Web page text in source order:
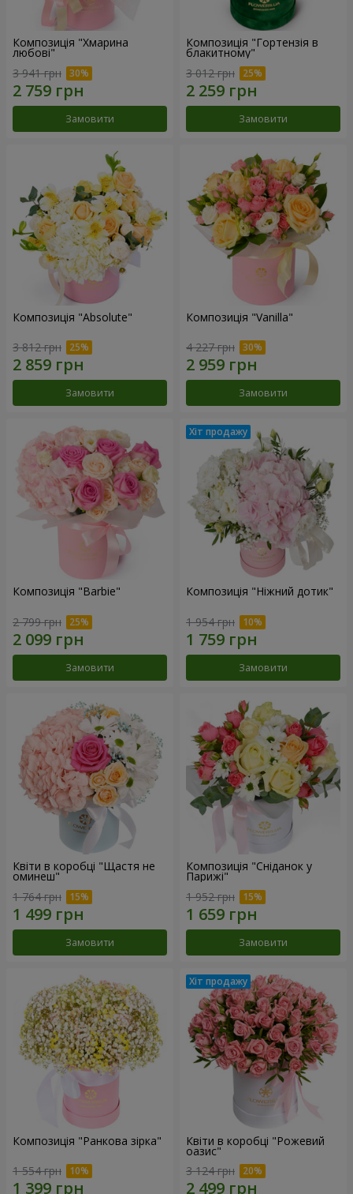
Композиція "Хмарина
любові"
3 941 грн
Замовити
Композиція "Гортензія в
блакитному"
3 012 грн
Замовити
Композиція "Absolute"
3 812 грн
Замовити
Композиція "Vanilla"
4 227 грн
Замовити
Композиція "Barbie"
2 799 грн
Замовити
Композиція "Ніжний дотик"
1 954 грн
Замовити
Квіти в коробці "Щастя не
оминеш"
1 764 грн
Замовити
Композиція "Сніданок у
Парижі"
1 952 грн
Замовити
Композиція "Ранкова зірка"
1 554 грн
Квіти в коробці "Рожевий
оазис"
3 124 грн